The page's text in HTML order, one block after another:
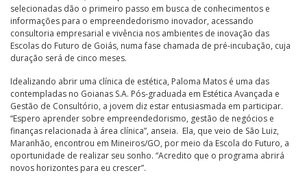
selecionadas dão o primeiro passo em busca de conhecimentos e
informações para o empreendedorismo inovador, acessando
consultoria empresarial e vivência nos ambientes de inovação das
Escolas do Futuro de Goiás, numa fase chamada de pré-incubação, cuja
duração será de cinco meses.
Idealizando abrir uma clínica de estética, Paloma Matos é uma das
contempladas no Goianas S.A. Pós-graduada em Estética Avançada e
Gestão de Consultório, a jovem diz estar entusiasmada em participar.
“Espero aprender sobre empreendedorismo, gestão de negócios e
finanças relacionada à área clínica”, anseia. Ela, que veio de São Luiz,
Maranhão, encontrou em Mineiros/GO, por meio da Escola do Futuro, a
oportunidade de realizar seu sonho. “Acredito que o programa abrirá
novos horizontes para eu crescer”.